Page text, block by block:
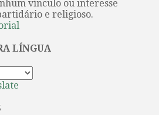
estremecimento
o infinito mundo das
se de lágrimas.
AMOR Parece-me
de inúmeras maneiras,
vezes, Na vida após vida,
após eras eternamente. O
vínculo ou interesse
e religioso.
LÍNGUA